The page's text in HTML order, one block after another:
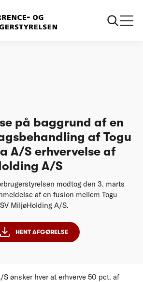
Kata AS erhvervelse af DSV Miljoe Holding AS
på baggrund af en
af Togu
A/S erhvervelse af
A/S
modtog den 3. marts
af en fusion mellem Togu
MiljøHolding A/S.
HENT AFGØRELSE
S ønsker hver at erhverve 50 pct. af